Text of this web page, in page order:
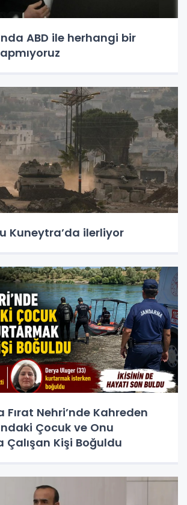
ABD ile herhangi bir
Kuneytra’da ilerliyor
Fırat Nehri’nde Kahreden
Çocuk ve Onu
Kişi Boğuldu